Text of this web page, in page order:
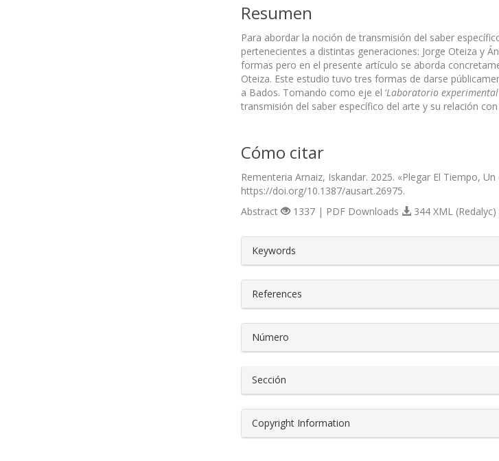
Resumen
Para abordar la noción de transmisión del saber
pertenecientes a distintas generaciones: Jorge Oteiza y
formas pero en el presente artículo se aborda
Oteiza. Este estudio tuvo tres formas de darse
a Bados. Tomando como eje el ‘Laboratorio experimental’
transmisión del saber específico del arte y su relación
Cómo citar
Rementeria Arnaiz, Iskandar. 2025. «Plegar El Tiempo,
https://doi.org/10.1387/ausart.26975.
Abstract 1337 | PDF Downloads 344 XML
Keywords
References
Número
Sección
Copyright Information